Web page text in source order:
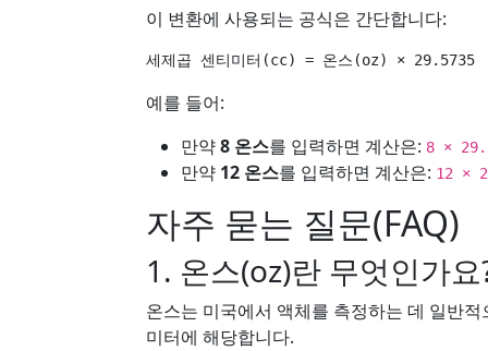
이 변환에 사용되는 공식은 간단합니다:
예를 들어:
만약8 온스를 입력하면 계산은: 8 ×
만약 12 온스를 입력하면 계산은: 12 ×
자주 묻는 질문(FAQ)
1. 온스(oz)란 무엇인가요
온스는 미국에서 액체를 측정하는 데 일반
미터에 해당합니다.